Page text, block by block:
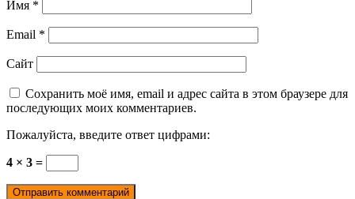
Имя *
Email *
Сайт
Сохранить моё имя, email и адрес сайта в этом браузере для
последующих моих комментариев.
Пожалуйста, введите ответ цифрами:
4 × 3 =